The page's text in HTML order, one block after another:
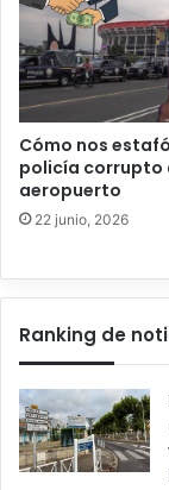
Cómo nos
policía corrupto
aeropuerto
22 junio, 2026
Ranking de